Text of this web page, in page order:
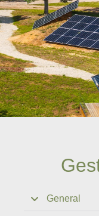
General